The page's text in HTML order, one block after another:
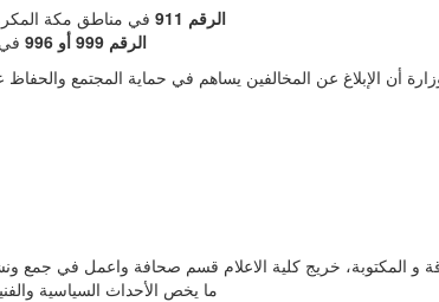
الرقم 911
في مناطق مكة
الرقم 999 أو 996
و المكتوبة، خريج كلية الاعلام قسم صحافة واعمل في جمع
ما يخص الأحداث السياسية